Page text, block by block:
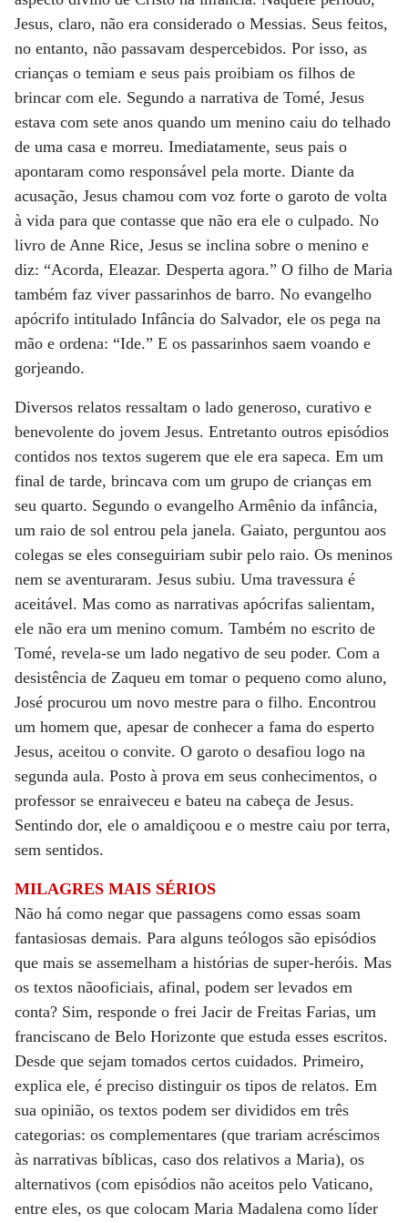
Jesus, claro, não era considerado o Messias. Seus feitos,
no entanto, não passavam despercebidos. Por isso, as
crianças o temiam e seus pais proibiam os filhos de
brincar com ele. Segundo a narrativa de Tomé, Jesus
estava com sete anos quando um menino caiu do telhado
de uma casa e morreu. Imediatamente, seus pais o
apontaram como responsável pela morte. Diante da
acusação, Jesus chamou com voz forte o garoto de volta
à vida para que contasse que não era ele o culpado. No
livro de Anne Rice, Jesus se inclina sobre o menino e
diz: “Acorda, Eleazar. Desperta agora.” O filho de Maria
também faz viver passarinhos de barro. No evangelho
apócrifo intitulado Infância do Salvador, ele os pega na
mão e ordena: “Ide.” E os passarinhos saem voando e
gorjeando.
Diversos relatos ressaltam o lado generoso, curativo e
benevolente do jovem Jesus. Entretanto outros episódios
contidos nos textos sugerem que ele era sapeca. Em um
final de tarde, brincava com um grupo de crianças em
seu quarto. Segundo o evangelho Armênio da infância,
um raio de sol entrou pela janela. Gaiato, perguntou aos
colegas se eles conseguiriam subir pelo raio. Os meninos
nem se aventuraram. Jesus subiu. Uma travessura é
aceitável. Mas como as narrativas apócrifas salientam,
ele não era um menino comum. Também no escrito de
Tomé, revela-se um lado negativo de seu poder. Com a
desistência de Zaqueu em tomar o pequeno como aluno,
José procurou um novo mestre para o filho. Encontrou
um homem que, apesar de conhecer a fama do esperto
Jesus, aceitou o convite. O garoto o desafiou logo na
segunda aula. Posto à prova em seus conhecimentos, o
professor se enraiveceu e bateu na cabeça de Jesus.
Sentindo dor, ele o amaldiçoou e o mestre caiu por terra,
sem sentidos.
MILAGRES MAIS SÉRIOS
Não há como negar que passagens como essas soam
fantasiosas demais. Para alguns teólogos são episódios
que mais se assemelham a histórias de super-heróis. Mas
os textos nãooficiais, afinal, podem ser levados em
conta? Sim, responde o frei Jacir de Freitas Farias, um
franciscano de Belo Horizonte que estuda esses escritos.
Desde que sejam tomados certos cuidados. Primeiro,
explica ele, é preciso distinguir os tipos de relatos. Em
sua opinião, os textos podem ser divididos em três
categorias: os complementares (que trariam acréscimos
às narrativas bíblicas, caso dos relativos a Maria), os
alternativos (com episódios não aceitos pelo Vaticano,
entre eles, os que colocam Maria Madalena como líder